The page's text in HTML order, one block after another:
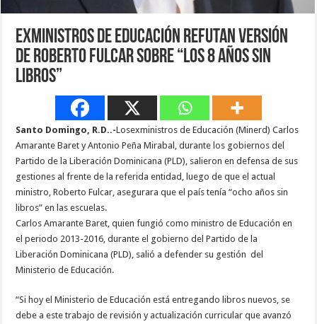
Exministros de Educación refutan versión
de Roberto Fulcar sobre “los 8 años sin
libros”
Santo Domingo, R.D..-Losexministros de Educación (Minerd) Carlos
Amarante Baret y Antonio Peña Mirabal, durante los gobiernos del
Partido de la Liberación Dominicana (PLD), salieron en defensa de sus
gestiones al frente de la referida entidad, luego de que el actual
ministro, Roberto Fulcar, asegurara que el país tenía “ocho años sin
libros” en las escuelas.
Carlos Amarante Baret, quien fungió como ministro de Educación en
el periodo 2013-2016, durante el gobierno del Partido de la
Liberación Dominicana (PLD), salió a defender su gestión del
Ministerio de Educación.
“Si hoy el Ministerio de Educación está entregando libros nuevos, se
debe a este trabajo de revisión y actualización curricular que avanzó